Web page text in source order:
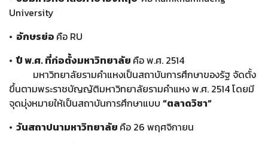
University
• อักษรย่อ คือ RU
• ปี พ.ศ. ที่ก่อตั้งมหาวิทยาลัย คือ พ.ศ. 2514
มหาวิทยาลัยรามคำแหงเป็นสถาบันการศึกษาของรัฐ จัดตั้ง
ขึ้นตามพระราชบัญญัติมหาวิทยาลัยรามคำแหง พ.ศ. 2514 โดยมี
จุดมุ่งหมายให้เป็นสถาบันการศึกษาแบบ “ตลาดวิชา”
• วันสถาปนามหาวิทยาลัย คือ 26 พฤศจิกายน